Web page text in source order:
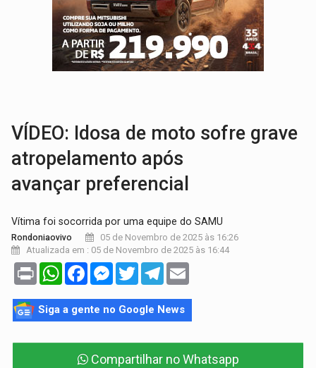
INDEPENDÊNCIA:10 dicas importantes para quem quer
VARCENA:Cientistas descobrem nova espécie de rã em florestas
BARGANHA:Vai comprar celular usado? Veja como consultar o
VÍDEO: Idosa de moto sofre grave
atropelamento após
avançar preferencial
Vítima foi socorrida por uma equipe do SAMU
Rondoniaovivo
05 de Novembro de 2025 às 16:26
Atualizada em : 05 de Novembro de 2025 às 16:44
Print WhatsAppFacebookMessenger
TwitterTelegram
Siga a gente no Google News
Compartilhar no Whatsapp